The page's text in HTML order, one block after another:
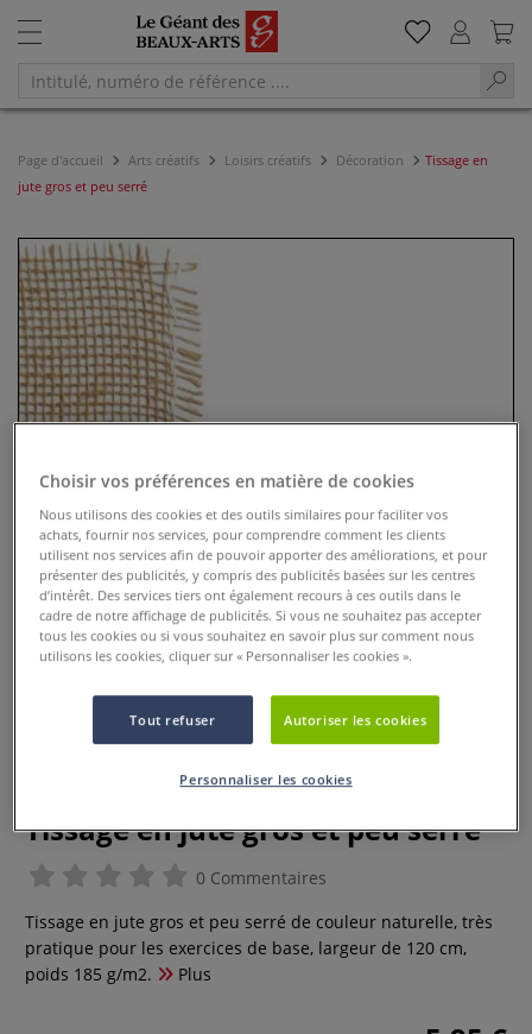
Page d'accueil Arts créatifs Loisirs créatifs Décoration
Tissage en
jute gros et peu serré
Tissage en jute gros et peu serré
0 Commentaires
Tissage en jute gros et peu serré de couleur naturelle, très
pratique pour les exercices de base, largeur de 120 cm,
poids 185 g/m2.
Plus
Choisir vos préférences en matière de cookies
Nous utilisons des cookies et des outils similaires pour faciliter vos
achats, fournir nos services, pour comprendre comment les clients
utilisent nos services afin de pouvoir apporter des améliorations, et pour
présenter des publicités, y compris des publicités basées sur les centres
d’intérêt. Des services tiers ont également recours à ces outils dans le
cadre de notre affichage de publicités. Si vous ne souhaitez pas accepter
tous les cookies ou si vous souhaitez en savoir plus sur comment nous
utilisons les cookies, cliquer sur « Personnaliser les cookies ».
Tout refuser Autoriser les cookies
Personnaliser les cookies